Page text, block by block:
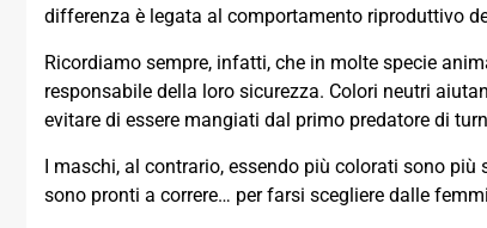
differenza è legata al comportamento riproduttivo
Ricordiamo sempre, infatti, che in molte specie
responsabile della loro sicurezza. Colori neutri
evitare di essere mangiati dal primo predatore di
I maschi, al contrario, essendo più colorati sono
sono pronti a correre… per farsi scegliere dalle